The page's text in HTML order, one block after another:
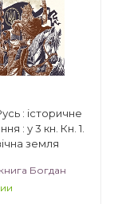
: історичне
: у 3 кн. Кн. 1.
земля
Богдан